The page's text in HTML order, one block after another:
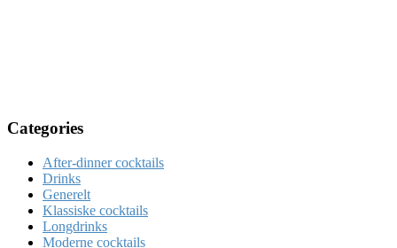
Categories
After-dinner cocktails
Drinks
Generelt
Klassiske cocktails
Longdrinks
Moderne cocktails